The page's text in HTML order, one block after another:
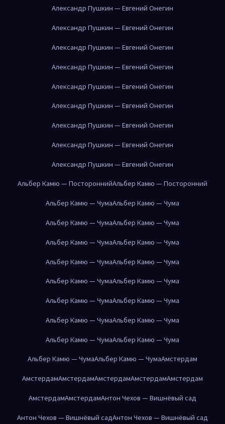
Александр Пушкин — Евгений Онегин
Александр Пушкин — Евгений Онегин
Александр Пушкин — Евгений Онегин
Александр Пушкин — Евгений Онегин
Александр Пушкин — Евгений Онегин
Александр Пушкин — Евгений Онегин
Александр Пушкин — Евгений Онегин
Александр Пушкин — Евгений Онегин
Александр Пушкин — Евгений Онегин
Альбер Камю — ПостороннийАльбер Камю — Посторонний
Альбер Камю — ЧумаАльбер Камю — Чума
Альбер Камю — ЧумаАльбер Камю — Чума
Альбер Камю — ЧумаАльбер Камю — Чума
Альбер Камю — ЧумаАльбер Камю — Чума
Альбер Камю — ЧумаАльбер Камю — Чума
Альбер Камю — ЧумаАльбер Камю — Чума
Альбер Камю — ЧумаАльбер Камю — Чума
Альбер Камю — ЧумаАльбер Камю — Чума
Альбер Камю — ЧумаАльбер Камю — ЧумаАмстердам
АмстердамАмстердамАмстердамАмстердамАмстердам
АмстердамАмстердамАнтон Чехов — Вишнёвый сад
Антон Чехов — Вишнёвый садАнтон Чехов — Вишнёвый сад